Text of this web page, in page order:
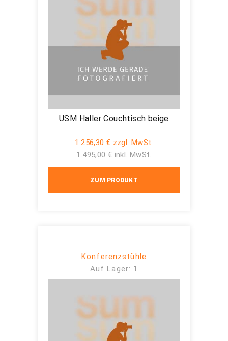
USM Haller Couchtisch beige
1.256,30 € zzgl. MwSt.
1.495,00 € inkl. MwSt.
ZUM PRODUKT
Konferenzstühle
Auf Lager: 1